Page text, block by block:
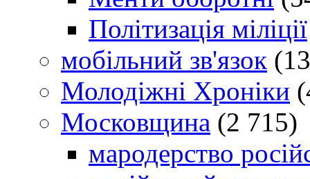
Політизація міліції
мобільний зв'язок
Молодіжні Хроніки
Московщина (2 715)
мародерство